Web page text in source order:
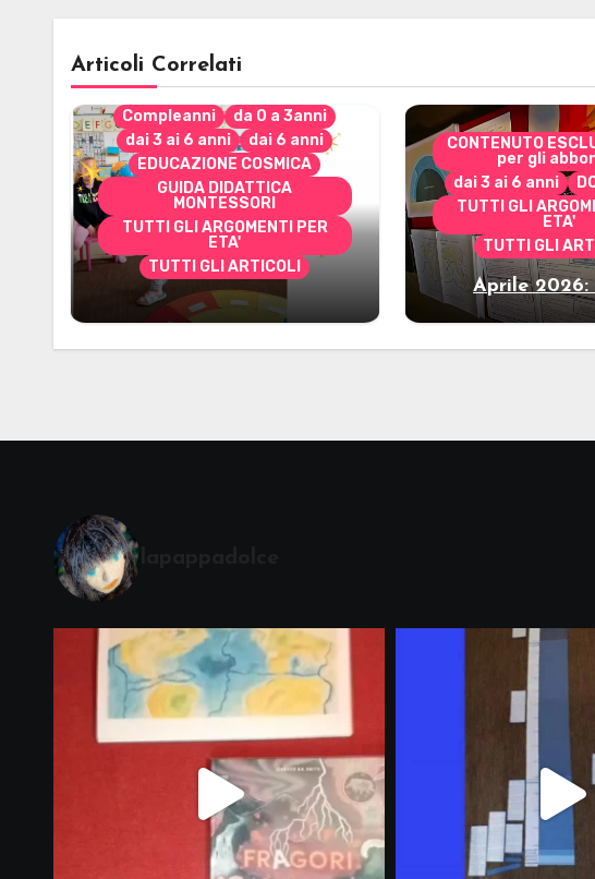
Articoli Correlati
Compleanni
da 0 a 3anni
dai 3 ai 6 anni
dai 6 anni
EDUCAZIONE COSMICA
GUIDA DIDATTICA
MONTESSORI
TUTTI GLI ARGOMENTI PER
ETA'
TUTTI GLI ARTICOLI
Alcuni materiali per
accompagnare la
Cerimonia del Sole
CONTENUTO
per gli
dai 3 ai 6 anni
TUTTI GLI
ETA'
TUTTI GLI
Aprile 2026:
materiali